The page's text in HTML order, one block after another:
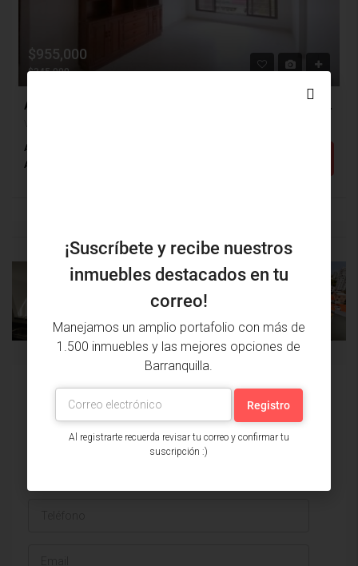
$955,000
$345,000
Apartamento Arriendo, Villa De Andalucia, Barranquilla (29653)
Alcobas: 2
Apartamento
ANTERIOR
PRÓXIMA
PROPIEDAD
Issa Saieh Inmobiliaria
Ver listados
¡Suscríbete y recibe nuestros
inmuebles destacados en tu
correo!
Manejamos un amplio portafolio con más de
1.500 inmuebles y las mejores opciones de
Barranquilla.
Al registrarte recuerda revisar tu correo y confirmar tu
suscripción :)